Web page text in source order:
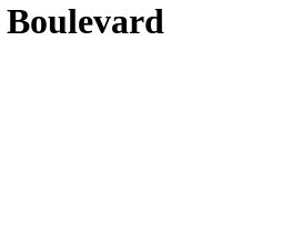
Boulevard